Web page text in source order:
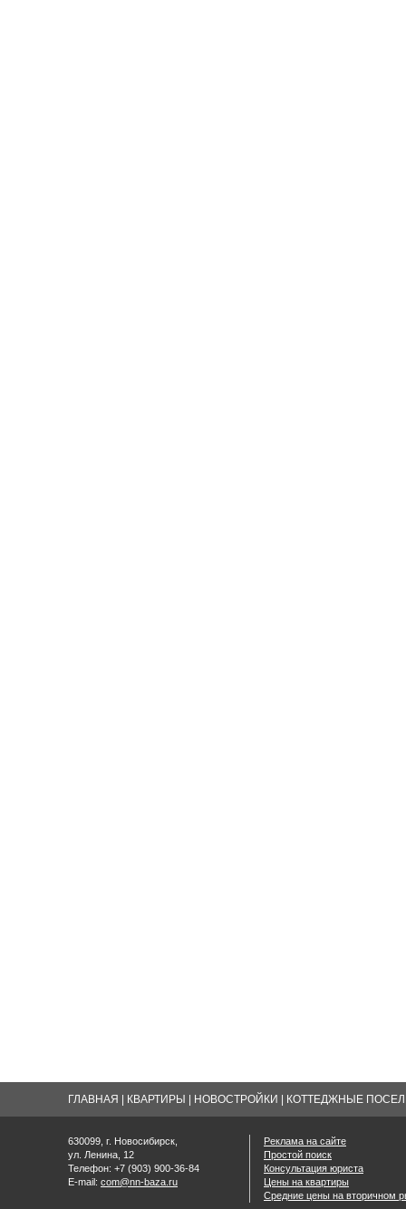
ГЛАВНАЯ КВАРТИРЫ НОВОСТРОЙКИ КОТТЕДЖНЫЕ
630099, г. Новосибирск,
ул. Ленина, 12
Телефон: +7 (903) 900-36-84
E-mail: com@nn-baza.ru
Реклама на сайте
Простой поиск
Консультация юриста
Цены на квартиры
Средние цены на вторичном